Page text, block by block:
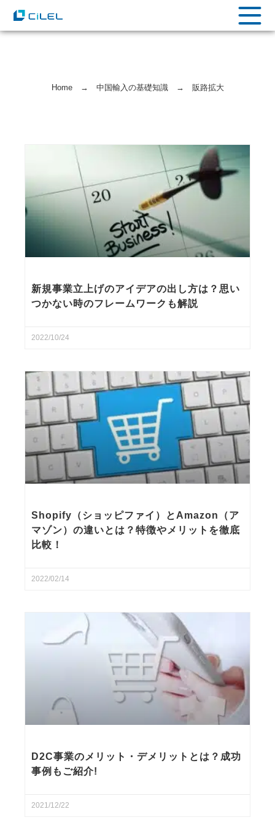
Home→ 中国輸⼊の基礎知識→ 販路拡大
新規事業立上げのアイデアの出し方は？思い
つかない時のフレームワークも解説
2022/10/24
Shopify（ショッピファイ）とAmazon（ア
マゾン）の違いとは？特徴やメリットを徹底
比較！
2022/02/14
D2C事業のメリット・デメリットとは？成功
事例もご紹介!
2021/12/22